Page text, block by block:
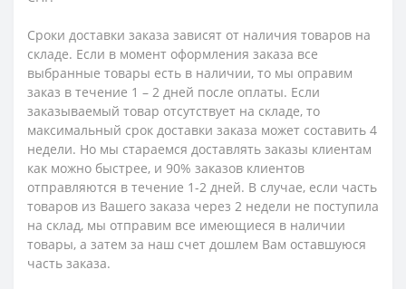
Сроки доставки заказа зависят от наличия товаров на
складе. Если в момент оформления заказа все
выбранные товары есть в наличии, то мы оправим
заказ в течение 1 – 2 дней после оплаты. Если
заказываемый товар отсутствует на складе, то
максимальный срок доставки заказа может составить 4
недели. Но мы стараемся доставлять заказы клиентам
как можно быстрее, и 90% заказов клиентов
отправляются в течение 1-2 дней. В случае, если часть
товаров из Вашего заказа через 2 недели не поступила
на склад, мы отправим все имеющиеся в наличии
товары, а затем за наш счет дошлем Вам оставшуюся
часть заказа.